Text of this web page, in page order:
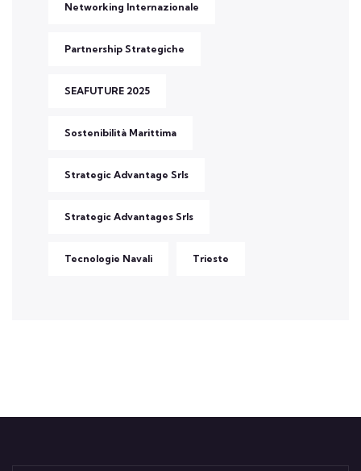
Networking Internazionale
Partnership Strategiche
SEAFUTURE 2025
Sostenibilità Marittima
Strategic Advantage Srls
Strategic Advantages Srls
Tecnologie Navali Trieste